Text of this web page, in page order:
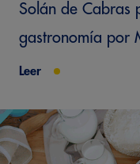
Solán de Cabras
gastronomía por
Leer